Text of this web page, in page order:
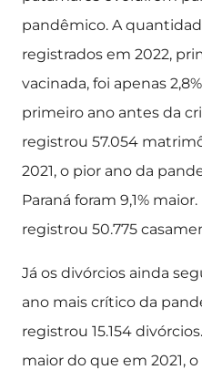
pandêmico. A
registrados em 2022,
vacinada, foi apenas
primeiro ano antes da
registrou 57.054
2021, o pior ano da
Paraná foram 9,1%
registrou 50.775
Já os divórcios ainda
ano mais crítico da
registrou 15.154
maior do que em 2021,